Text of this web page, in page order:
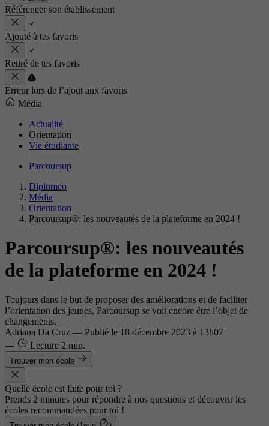
Référencer son établissement
Ajouté à tes favoris
Retiré de tes favoris
Erreur lors de l’ajout aux favoris
Média
Actualité
Orientation
Vie étudiante
Parcoursup
Diplomeo
Média
Orientation
Parcoursup®: les nouveautés de la plateforme en 2024 !
Parcoursup®: les nouveautés
de la plateforme en 2024 !
Toujours dans le but de proposer des améliorations et de faciliter
l’orientation des jeunes, Parcoursup se voit encore être l’objet de
changements.
Adriana Da Cruz — Publié le 18 décembre 2023 à 13h07
—
Lecture 2 min.
Trouver mon école
Quelle école est faite pour toi ?
Prends 2 minutes pour répondre à nos questions et découvrir les
écoles recommandées pour toi !